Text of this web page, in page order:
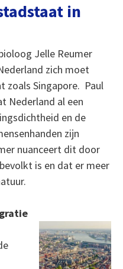
in
Jelle Reumer
zich moet
Singapore. Paul
Nederland al een
en de
zijn
nuanceert dit door
is en dat er meer